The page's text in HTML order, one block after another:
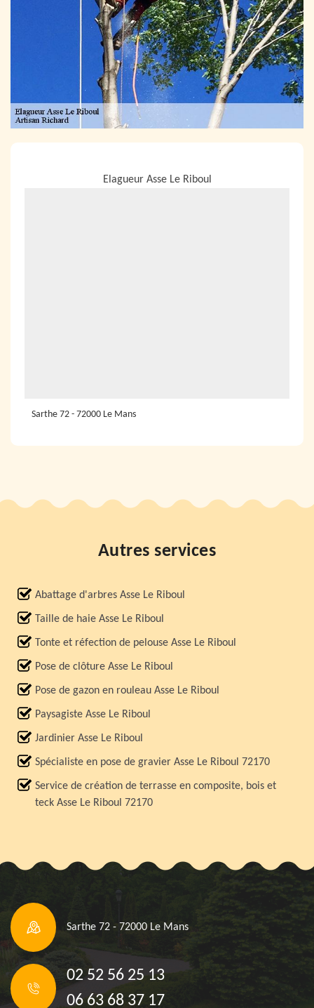
Elagueur Asse Le Riboul
Sarthe 72 - 72000 Le Mans
Autres services
Abattage d'arbres Asse Le Riboul
Taille de haie Asse Le Riboul
Tonte et réfection de pelouse Asse Le Riboul
Pose de clôture Asse Le Riboul
Pose de gazon en rouleau Asse Le Riboul
Paysagiste Asse Le Riboul
Jardinier Asse Le Riboul
Spécialiste en pose de gravier Asse Le Riboul 72170
Service de création de terrasse en composite, bois et
teck Asse Le Riboul 72170
Sarthe 72 - 72000 Le Mans
02 52 56 25 13
06 63 68 37 17